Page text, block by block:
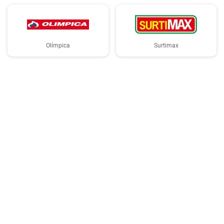
Olímpica Surtimax